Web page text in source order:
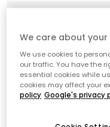
Nopeat ja
Avoin
We care about your
We use cookies to
our traffic. You have the
essential cookies while
cookies may affect your
policy Google's privacy